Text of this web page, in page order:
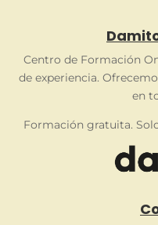
Centro de Formación
de experiencia.
en
Formación gratuita.